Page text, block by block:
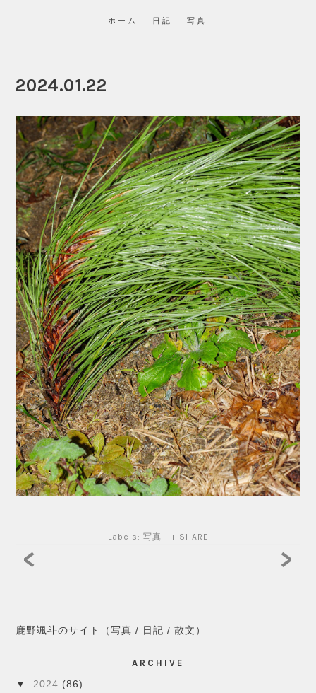
ホーム 日記 写真
2024.01.22
Labels: 写真 + SHARE
< >
鹿野颯斗のサイト（写真 / 日記 / 散文）
ARCHIVE
▼2024 (86)